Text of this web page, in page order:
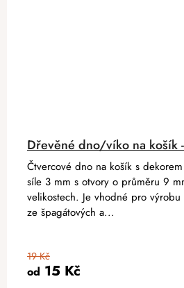
Dřevěné dno/víko na košík
od 15 Kč
19 Kč
Čtvercové dno na košík s
síle 3 mm s otvory o průměru 9
velikostech. Je vhodné pro výrobu
ze špagátových a...